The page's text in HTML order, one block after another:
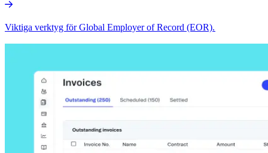
Viktiga verktyg för Global Employer of Record (EOR).​​